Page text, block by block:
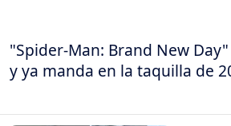
"Spider-Man: Brand New
y ya manda en la taquilla de